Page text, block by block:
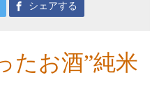
シェアする
たお酒”純米